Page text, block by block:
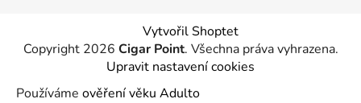
Vytvořil Shoptet
Copyright 2026 Cigar Point. Všechna práva vyhrazena.
Upravit nastavení cookies
Používáme ověření věku Adulto